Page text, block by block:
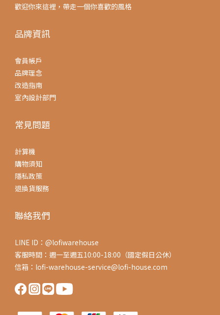
歡迎你來這裡，帶走一個你喜歡的風格
品牌資訊
會員帳戶
品牌理念
改造指南
室內設計部門
常見問題
計算機
購物須知
隱私政策
退換貨服務
聯絡我們
LINE ID：@lofiwarehouse
客服時間：週一至週五10:00-18:00（國定假日公休）
信箱：lofi-warehouse-service@lofi-house.com